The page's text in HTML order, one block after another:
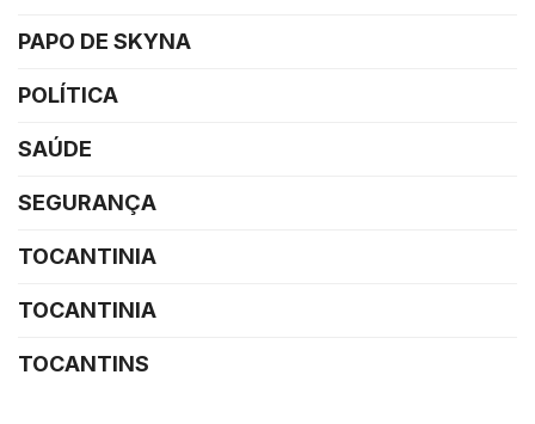
PAPO DE SKYNA
POLÍTICA
SAÚDE
SEGURANÇA
TOCANTINIA
TOCANTINIA
TOCANTINS